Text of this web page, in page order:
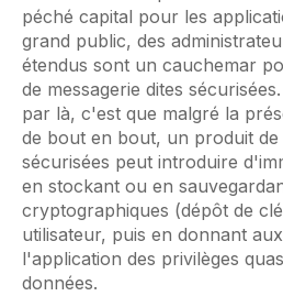
péché capital pour les
grand public, des
étendus sont un cauchemar
de messagerie dites
par là, c'est que malgré la
de bout en bout, un produit de
sécurisées peut introduire
en stockant ou en
cryptographiques (dépôt de
utilisateur, puis en donnant
l'application des privilèges
données.